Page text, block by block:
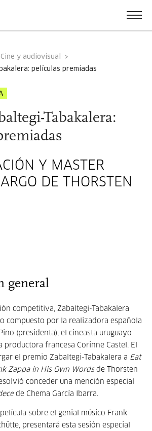
Cine y audiovisual
películas premiadas
Tabakalera:
Y MASTER
DE THORSTEN
general
competitiva, Zabaltegi-Tabakalera
compuesto por la realizadora española
(presidenta), el cineasta uruguayo
productora francesa Corinne Castel. El
el premio Zabaltegi-Tabakalera a Eat
Zappa in His Own Wordsde Thorsten
conceder una mención especial
de Chema García Ibarra.
sobre el genial músico Frank
presentará esta sesión especial